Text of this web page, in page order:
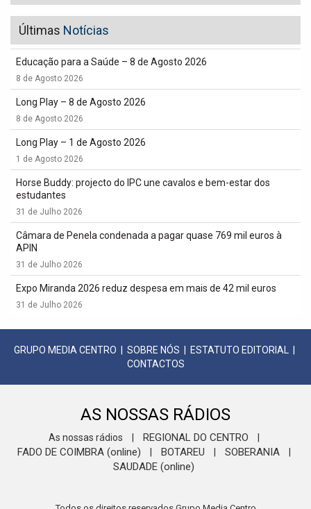
Últimas Notícias
Educação para a Saúde – 8 de Agosto 2026
8 de Agosto 2026
Long Play – 8 de Agosto 2026
8 de Agosto 2026
Long Play – 1 de Agosto 2026
1 de Agosto 2026
Horse Buddy: projecto do IPC une cavalos e bem-estar dos
estudantes
31 de Julho 2026
Câmara de Penela condenada a pagar quase 769 mil euros à
APIN
31 de Julho 2026
Expo Miranda 2026 reduz despesa em mais de 42 mil euros
31 de Julho 2026
GRUPO MEDIA CENTRO SOBRE NÓS ESTATUTO EDITORIAL
CONTACTOS
AS NOSSAS RÁDIOS
As nossas rádios REGIONAL DO CENTRO
FADO DE COIMBRA (online) BOTAREU SOBERANIA
SAUDADE (online)